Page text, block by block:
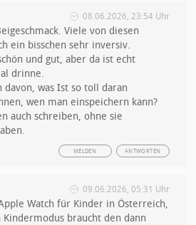
08.06.2026, 23:54 Uhr
Viele von diesen
ein bisschen sehr inversiv.
und gut, aber da ist echt
drinne.
davon, was Ist so toll daran
wen man einspeichern kann?
auch schreiben, ohne sie
ANTWORTEN
MELDEN
09.06.2026, 05:31 Uhr
Watch für Kinder in Österreich,
braucht den dann